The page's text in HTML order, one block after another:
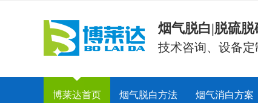
烟气脱白|脱硫
技术咨询、设备
博莱达首页 烟气脱白方法 烟气消白方案